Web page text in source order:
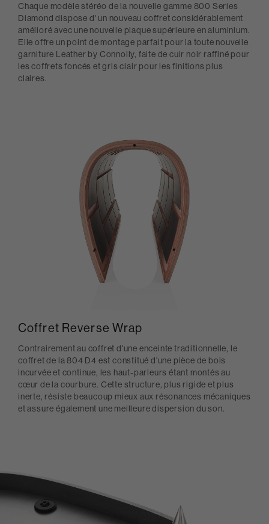
Chaque modèle stéréo de la nouvelle gamme 800 Series
Diamond dispose d' un nouveau coffret considérablement
amélioré avec une nouvelle plaque supérieure en aluminium.
Elle offre un point de montage parfait pour la toute nouvelle
garniture Leather by Connolly, faite de cuir noir raffiné pour
les coffrets foncés et gris clair pour les finitions plus
claires.
Coffret Reverse Wrap
Contrairement au coffret d'une enceinte traditionnelle, le
coffret de la 804 D4 est constitué d'une pièce de bois
incurvée et continue, les haut-parleurs étant montés au
cœur de la courbure. Cette structure, plus rigide et plus
inerte, résiste beaucoup mieux aux résonances mécaniques
et assure également une meilleure dispersion du son.